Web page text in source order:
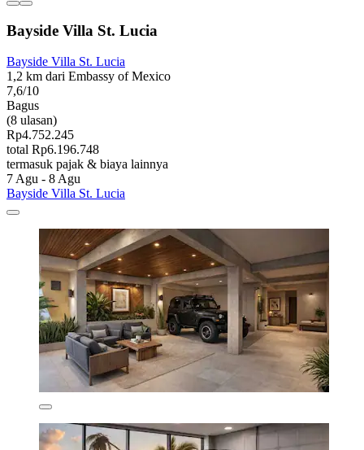
Bayside Villa St. Lucia
Bayside Villa St. Lucia
1,2 km dari Embassy of Mexico
7,6/10
Bagus
(8 ulasan)
Rp4.752.245
total Rp6.196.748
termasuk pajak & biaya lainnya
7 Agu - 8 Agu
Bayside Villa St. Lucia